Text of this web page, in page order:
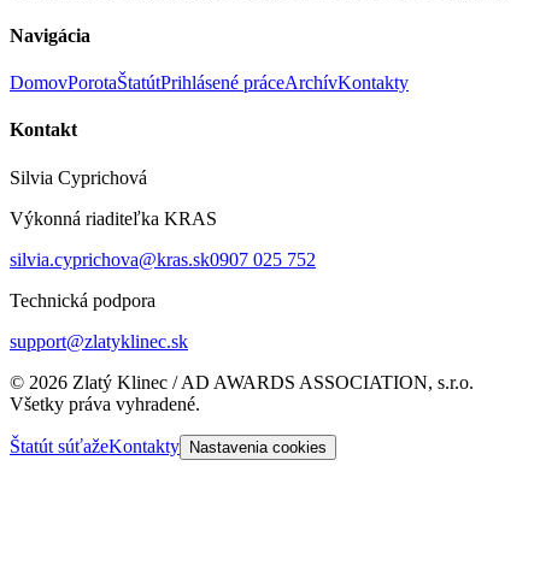
Navigácia
DomovPorotaŠtatútPrihlásené práceArchívKontakty
Kontakt
Silvia Cyprichová
Výkonná riaditeľka KRAS
silvia.cyprichova@kras.sk0907 025 752
Technická podpora
support@zlatyklinec.sk
© 2026 Zlatý Klinec / AD AWARDS ASSOCIATION, s.r.o.
Všetky práva vyhradené.
Štatút súťažeKontakty Nastavenia cookies